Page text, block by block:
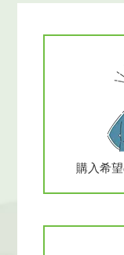
購入希